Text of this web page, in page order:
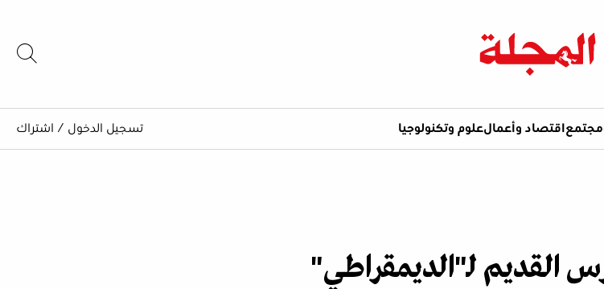
اقتصاد وأعمالعلوم وتكنولوجيا تسجيل الدخول / اشتراك
القديم لـ"الديمقراطي"